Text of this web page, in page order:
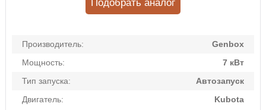
Производитель:
Genbox
Мощность:
7 кВт
Тип запуска:
Автозапуск
Двигатель:
Kubota
Подобрать аналог